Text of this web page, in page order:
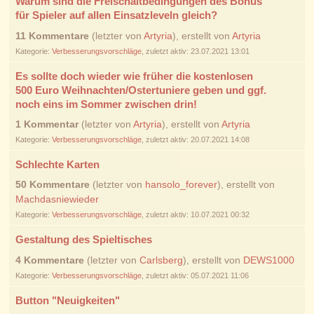
für Spieler auf allen Einsatzleveln gleich?
11 Kommentare(letzter von Artyria), erstellt von Artyria
Kategorie: Verbesserungsvorschläge, zuletzt aktiv: 23.07.2021 13:01
Es sollte doch wieder wie früher die kostenlosen
500 Euro Weihnachten/Ostertuniere geben und ggf.
noch eins im Sommer zwischen drin!
1 Kommentar(letzter von Artyria), erstellt von Artyria
Kategorie: Verbesserungsvorschläge, zuletzt aktiv: 20.07.2021 14:08
Schlechte Karten
50 Kommentare(letzter von hansolo_forever), erstellt von
Machdasniewieder
Kategorie: Verbesserungsvorschläge, zuletzt aktiv: 10.07.2021 00:32
Gestaltung des Spieltisches
4 Kommentare(letzter von Carlsberg), erstellt von DEWS1000
Kategorie: Verbesserungsvorschläge, zuletzt aktiv: 05.07.2021 11:06
Button "Neuigkeiten"